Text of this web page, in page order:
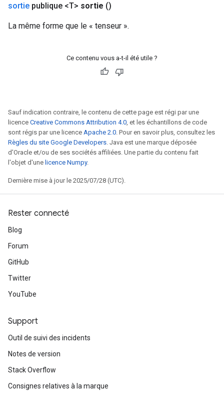
sortie publique <T> sortie ()
La même forme que le « tenseur ».
Ce contenu vous a-t-il été utile ?
Sauf indication contraire, le contenu de cette page est régi par une
licence Creative Commons Attribution 4.0, et les échantillons de code
sont régis par une licence Apache 2.0. Pour en savoir plus, consultez les
Règles du site Google Developers. Java est une marque déposée
d'Oracle et/ou de ses sociétés affiliées. Une partie du contenu fait
l'objet d'une licence Numpy.
Dernière mise à jour le 2025/07/28 (UTC).
Rester connecté
Blog
Forum
GitHub
Twitter
YouTube
Support
Outil de suivi des incidents
Notes de version
Stack Overflow
Consignes relatives à la marque